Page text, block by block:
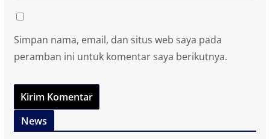
Simpan nama, email, dan situs web saya pada
peramban ini untuk komentar saya berikutnya.
News